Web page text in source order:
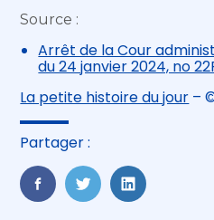
Source :
Arrêt de la Cour
du 24 janvier 2024, no
La petite histoire du jour –
Partager :
FaceBook
TwitterLinkedIn